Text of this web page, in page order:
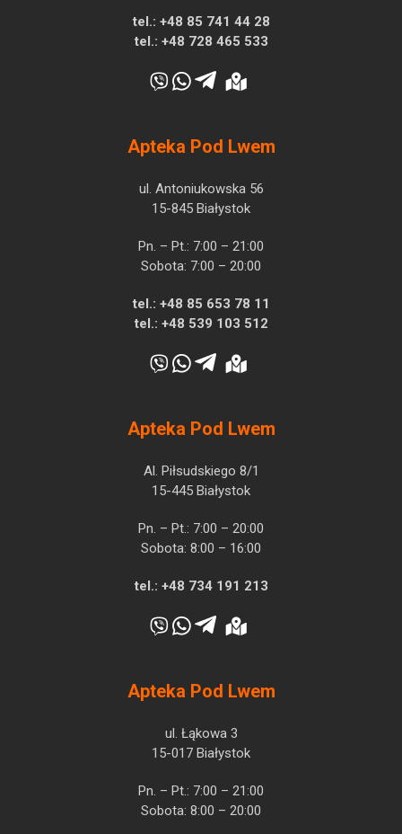
tel.: +48 85 741 44 28
tel.: +48 728 465 533
Apteka Pod Lwem
ul. Antoniukowska 56
15-845 Białystok
Pn. – Pt.: 7:00 – 21:00
Sobota: 7:00 – 20:00
tel.: +48 85 653 78 11
tel.: +48 539 103 512
Apteka Pod Lwem
Al. Piłsudskiego 8/1
15-445 Białystok
Pn. – Pt.: 7:00 – 20:00
Sobota: 8:00 – 16:00
tel.: +48 734 191 213
Apteka Pod Lwem
ul. Łąkowa 3
15-017 Białystok
Pn. – Pt.: 7:00 – 21:00
Sobota: 8:00 – 20:00